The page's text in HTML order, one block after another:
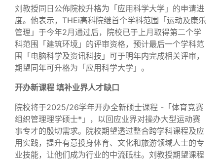
刘教授同日公佈院校升格为「应用科学大学」的申请进
度。他表示，THEi高科院继首个学科范围「运动及康乐
管理」于今年2月通过后，院校已于上月取得第二个学
科范围「建筑环境」的评审资格，预计最后一个学科范
围「电脑科学及资讯科技」可于明年内完成相关评审，
期望同年可升格为「应用科学大学」。
开办新课程 填补业界人才缺口
院校将于2025/26学年开办全新硕士课程 -「体育竞赛
组织管理理学硕士*」，以回应业界对操办大型运动赛
事专才的殷切需求。院校期望透过整合跨学科课程及应
用实践，提升有意投身体育、文化和旅游领域人士的专
业技能，让他们成为行业的中流砥柱。刘教授期望课程